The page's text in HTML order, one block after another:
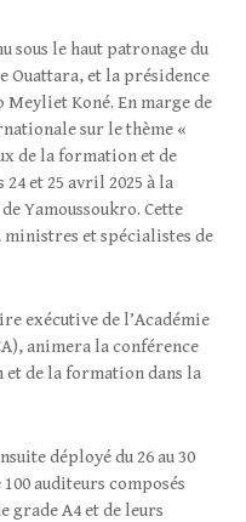
sous le haut patronage du
Ouattara, et la présidence
Koné. En marge de
sur le thème «
de la formation et de
et 25 avril 2025 à la
Yamoussoukro. Cette
et spécialistes de
exécutive de l’Académie
animera la conférence
et de la formation dans la
déployé du 26 au 30
auditeurs composés
grade A4 et de leurs